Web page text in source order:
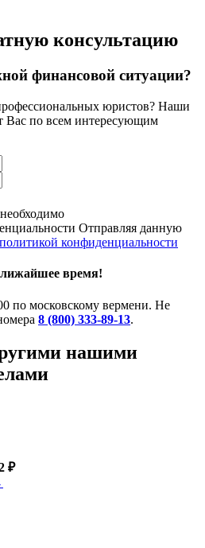
консультацию
финансовой ситуации?
юристов? Наши
Вас по всем интересующим
Отправляя данную
конфиденциальности
время!
по московскому вермени. Не
8 (800) 333-89-13.
нашими
₽